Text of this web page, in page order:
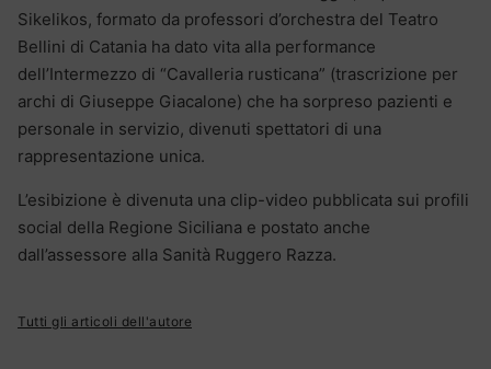
Sikelikos, formato da professori d’orchestra del Teatro
Bellini di Catania ha dato vita alla performance
dell’Intermezzo di “Cavalleria rusticana” (trascrizione per
archi di Giuseppe Giacalone) che ha sorpreso pazienti e
personale in servizio, divenuti spettatori di una
rappresentazione unica.
L’esibizione è divenuta una clip-video pubblicata sui profili
social della Regione Siciliana e postato anche
dall’assessore alla Sanità Ruggero Razza.
Tutti gli articoli dell'autore